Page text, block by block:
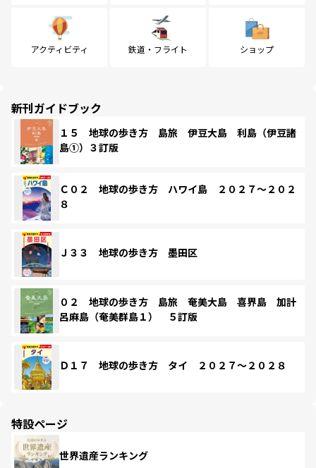
アクティビティ 鉄道・フライト ショップ
新刊ガイドブック
１５ 地球の歩き方 島旅 伊豆大島 利島（伊豆諸
島①）３訂版
Ｃ０２ 地球の歩き方 ハワイ島 ２０２７～２０２
８
Ｊ３３ 地球の歩き方 墨田区
０２ 地球の歩き方 島旅 奄美大島 喜界島 加計
呂麻島（奄美群島１） ５訂版
Ｄ１７ 地球の歩き方 タイ ２０２７～２０２８
特設ページ
世界遺産ランキング